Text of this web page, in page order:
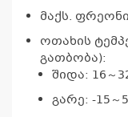
მაქს.
ოთახის
გათბობა):
შიდა: 16～
გარე: -15～